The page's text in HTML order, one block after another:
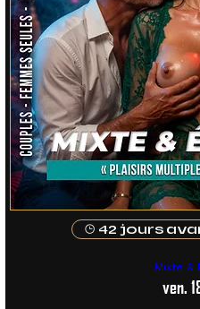
42 jours
Mixte &
ven.